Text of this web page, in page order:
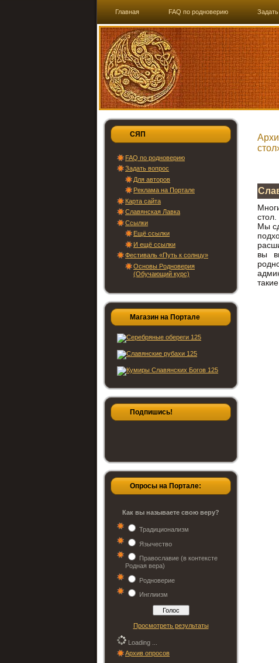
Главная FAQ по родноверию
СЯП
FAQ по родноверию
Задать вопрос
Для авторов
Реклама на Портале
Карта сайта
Славянская Лавка
Ссылки
Ещё ссылки
И ещё ссылки
Фестиваль «Путь к солнцу»
Основы Родноверия
(Обучающий курс)
Магазин на Портале
Подпишись!
Опросы на Портале:
Как вы называете свою веру?
Традиционализм
Язычество
Православие (в контексте
Родная вера)
Родноверие
Инглиизм
Просмотреть результаты
Loading ...
Архив опросов
Мы
вы